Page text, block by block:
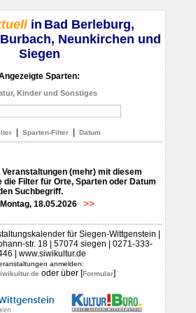
in Bad Berleburg,
Neunkirchen und
Siegen
Sparten:
Kinder und Sonstiges
Sparten-Filter Datum
Veranstaltungen (mehr) mit diesem
die Filter für Orte, Sparten oder Datum
Suchbegriff.
Montag, 18.05.2026 >>
für Siegen-Wittgenstein |
str. 18 | 57074 siegen | 0271-333-
| www.siwikultur.de
anmelden:
oder über [Formular]